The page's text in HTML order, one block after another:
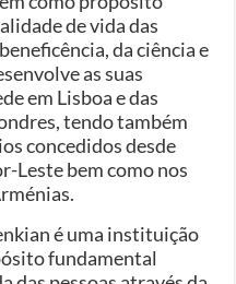
de vida das
da ciência e
as suas
em Lisboa e das
tendo também
concedidos desde
Leste bem como nos
é uma instituição
fundamental